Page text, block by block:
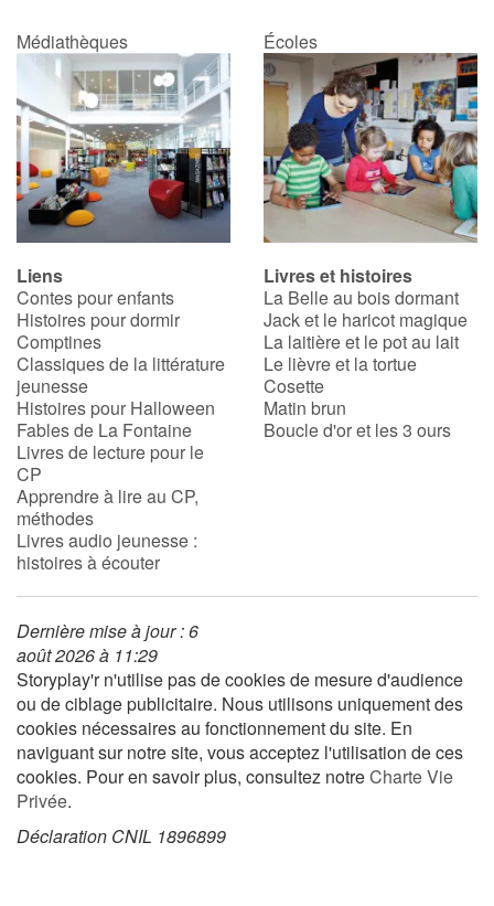
Contraste +
Aide
Accueil
Famille
Écoles
Médiathèques
Vidéos & Tutoriaux
Blog
Actualités
Rencontres et témoignages
Contes d'ici et d'ailleurs
Autour de la lecture
Apprendre à lire
Livre audio
Médiathèques Écoles
Liens
Contes pour enfants
Histoires pour dormir
Comptines
Classiques de la littérature
jeunesse
Histoires pour Halloween
Fables de La Fontaine
Livres de lecture pour le
CP
Apprendre à lire au CP,
méthodes
Livres audio jeunesse :
histoires à écouter
Livres et histoires
La Belle au bois dormant
Jack et le haricot magique
La laitière et le pot au lait
Le lièvre et la tortue
Cosette
Matin brun
Boucle d'or et les 3 ours
Dernière mise à jour : 6
août 2026 à 11:29
Storyplay'r n'utilise pas de cookies de mesure d'audience
ou de ciblage publicitaire. Nous utilisons uniquement des
cookies nécessaires au fonctionnement du site. En
naviguant sur notre site, vous acceptez l'utilisation de ces
cookies. Pour en savoir plus, consultez notreCharte Vie
Privée.
Déclaration CNIL 1896899